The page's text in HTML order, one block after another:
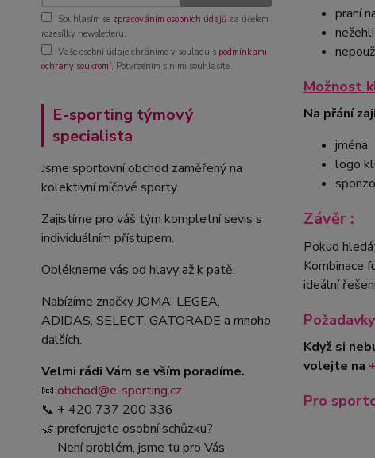
Souhlasím se zpracováním osobních údajů za účelem
rozesílky newsletteru.
Vaše osobní údaje chráníme v souladu s podmínkami
ochrany soukromí. Potvrzením s nimi souhlasíte.
E-sporting týmový
specialista
Jsme sportovní obchod zaměřený na
kolektivní míčové sporty.
Zajistíme pro váš tým kompletní sevis s
individuálním přístupem.
Oblékneme vás od hlavy až k patě.
Nabízíme značky JOMA, LEGEA,
ADIDAS, SELECT, GATORADE a mnoho
dalších.
Velmi rádi Vám se vším poradíme.
📧 obchod@e-sporting.cz
📞 + 420 737 200 336
🤝 preferujete osobní schůzku?
Není problém, jsme tu pro Vás
praní
Možnost
Na přání
jména
logo
Závěr :
Pokud
Kombinace
ideální
Když si
volejte na
Pro